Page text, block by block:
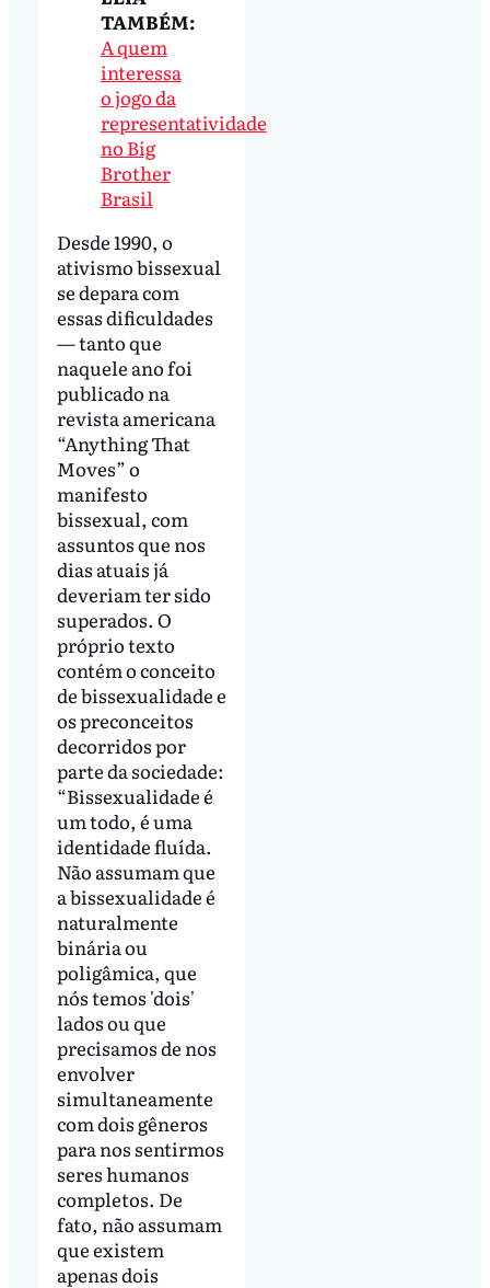
TAMBÉM:
A quem
interessa
o jogo da
representatividade
no Big
Brother
Brasil
Desde 1990, o
ativismo bissexual
se depara com
essas dificuldades
— tanto que
naquele ano foi
publicado na
revista americana
“Anything That
Moves” o
manifesto
bissexual, com
assuntos que nos
dias atuais já
deveriam ter sido
superados. O
próprio texto
contém o conceito
de bissexualidade e
os preconceitos
decorridos por
parte da sociedade:
“Bissexualidade é
um todo, é uma
identidade fluída.
Não assumam que
a bissexualidade é
naturalmente
binária ou
poligâmica, que
nós temos 'dois'
lados ou que
precisamos de nos
envolver
simultaneamente
com dois gêneros
para nos sentirmos
seres humanos
completos. De
fato, não assumam
que existem
apenas dois